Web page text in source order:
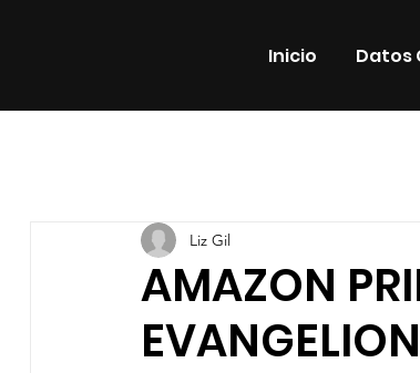
Inicio Datos
Teatro
AMAZON
Liz Gil